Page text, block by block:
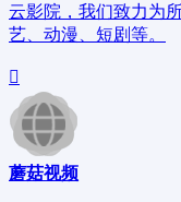
云影院，我们致力为
艺、动漫、短剧等。
蘑菇视频